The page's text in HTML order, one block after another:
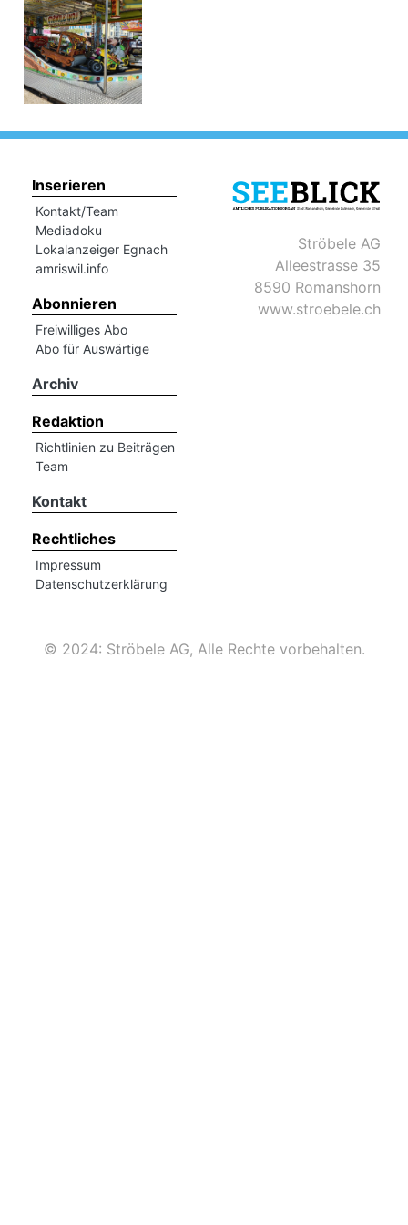
Inserieren
Kontakt/Team
Mediadoku
Lokalanzeiger Egnach
amriswil.info
Abonnieren
Freiwilliges Abo
Abo für Auswärtige
Archiv
Redaktion
Richtlinien zu Beiträgen
Team
Kontakt
Rechtliches
Impressum
Datenschutzerklärung
Ströbele AG
Alleestrasse 35
8590 Romanshorn
www.stroebele.ch
© 2024: Ströbele AG, Alle Rechte vorbehalten.